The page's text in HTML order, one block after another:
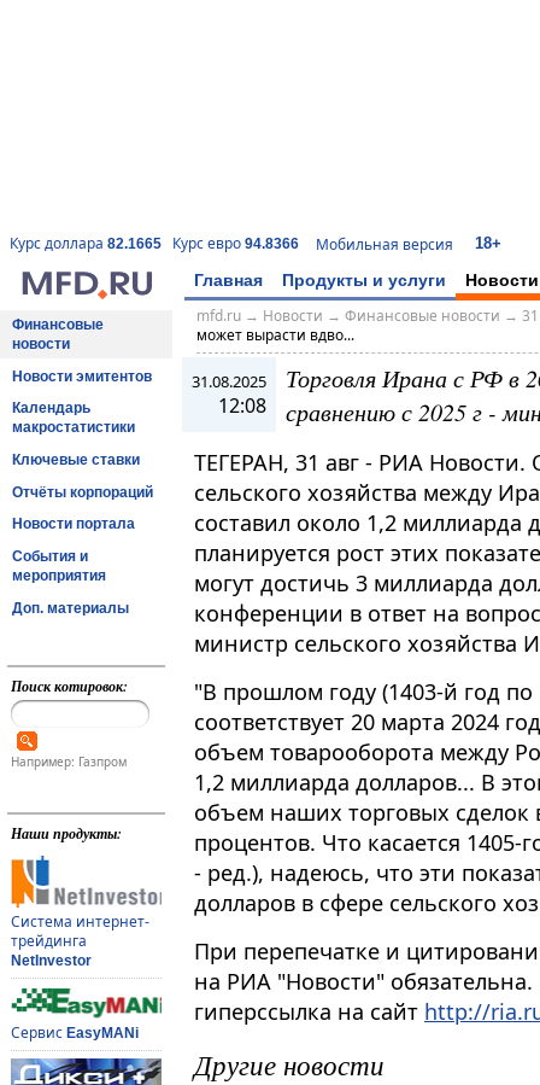
Курс доллара 82.1665 Курс евро 94.8366 Мобильная версия 18+
Главная Продукты и услуги Новости
Финансовые
новости
Новости эмитентов
Календарь
макростатистики
Ключевые ставки
Отчёты корпораций
Новости портала
События и
мероприятия
Доп. материалы
Поиск котировок:
Например: Газпром
Наши продукты:
Система интернет-
трейдинга
NetInvestor
Сервис EasyMANi
mfd.ru→ Новости → Финансовые новости →
может вырасти вдво...
31.08.2025
12:08
Торговля Ирана с РФ в
сравнению с 2025 г -
ТЕГЕРАН, 31 авг - РИА
сельского хозяйства между
составил около 1,2 миллиарда
планируется рост этих
могут достичь 3 миллиарда
конференции в ответ на
министр сельского хозяйства
"В прошлом году (1403-й год
соответствует 20 марта 2024
объем товарооборота между
1,2 миллиарда долларов... В
объем наших торговых сделок
процентов. Что касается 1405-
- ред.), надеюсь, что эти
долларов в сфере сельского
При перепечатке и
на РИА "Новости"
гиперссылка на сайт http://
Другие новости